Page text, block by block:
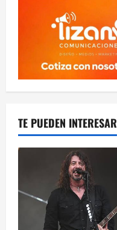
TE PUEDEN INTERESAR